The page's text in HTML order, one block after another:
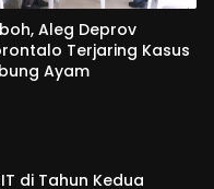
Aleg Deprov
Terjaring Kasus
Ayam
di Tahun Kedua